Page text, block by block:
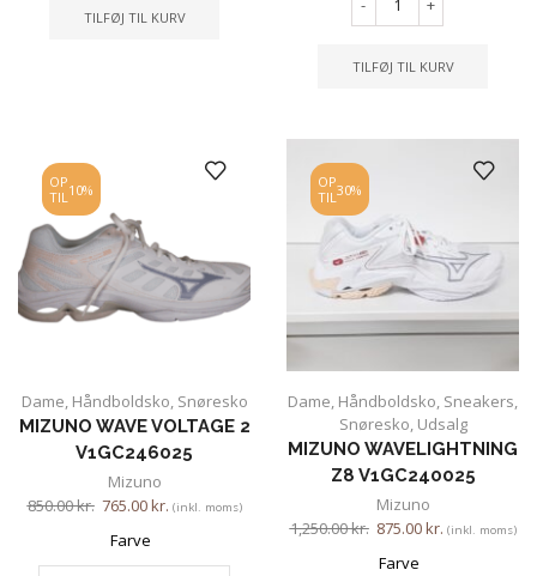
TILFØJ TIL KURV
- +
TILFØJ TIL KURV
OP
TIL10%
Dame, Håndboldsko, Snøresko
MIZUNO WAVE VOLTAGE 2
V1GC246025
Mizuno
850.00kr. 765.00kr. (inkl. moms)
Farve
OP
TIL30%
Dame, Håndboldsko, Sneakers,
Snøresko, Udsalg
MIZUNO WAVELIGHTNING
Z8 V1GC240025
Mizuno
1,250.00kr. 875.00kr. (inkl. moms)
Farve